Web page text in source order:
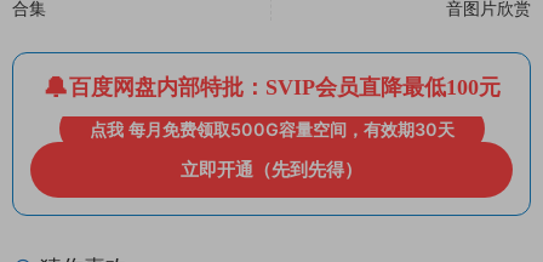
合集
音图片欣赏
百度网盘内部特批：SVIP会员直降最低100元
点我 每月免费领取500G容量空间，有效期30天
立即开通（先到先得）